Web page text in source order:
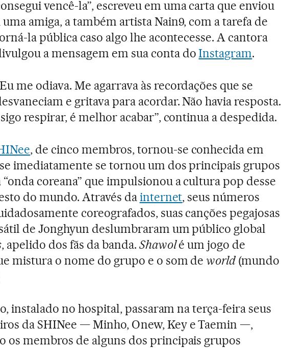
vencê-la”, escreveu em uma carta que enviou
uma amiga, a também artista Nain9, com a tarefa de
la pública caso algo lhe acontecesse. A cantora
a mensagem em sua conta doInstagram.
me odiava. Me agarrava às recordações que se
e gritava para acordar. Não havia resposta.
respirar, é melhor acabar”, continua a despedida.
, de cinco membros, tornou-se conhecida em
imediatamente se tornou um dos principais grupos
“onda coreana” que impulsionou a cultura pop desse
do mundo. Através dainternet, seus números
coreografados, suas canções pegajosas
de Jonghyun deslumbraram um público global
, apelido dos fãs da banda. Shawolé um jogo de
mistura o nome do grupo e o som deworld(mundo
instalado no hospital, passaram na terça-feira seus
da SHINee — Minho, Onew, Key e Taemin —,
os membros de alguns dos principais grupos